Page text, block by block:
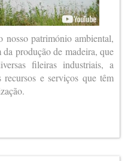
património ambiental,
produção de madeira, que
fileiras industriais, a
e serviços que têm